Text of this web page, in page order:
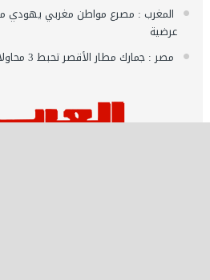
المغرب : مصرع مواطن مغربي يهودي
عرضية
مصر : جمارك مطار الأقصر تحبط 3 محاولات تهريب كمية من الأدوية